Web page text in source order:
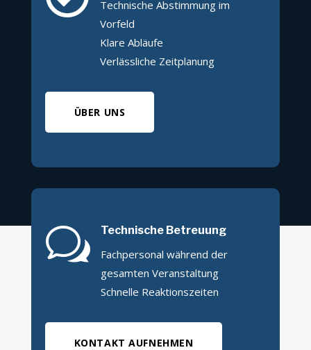
Technische Abstimmung im
Vorfeld
Klare Abläufe
Verlässliche Zeitplanung
ÜBER UNS
w Technische Betreuung
Fachpersonal während der
gesamten Veranstaltung
Schnelle Reaktionszeiten
KONTAKT AUFNEHMEN